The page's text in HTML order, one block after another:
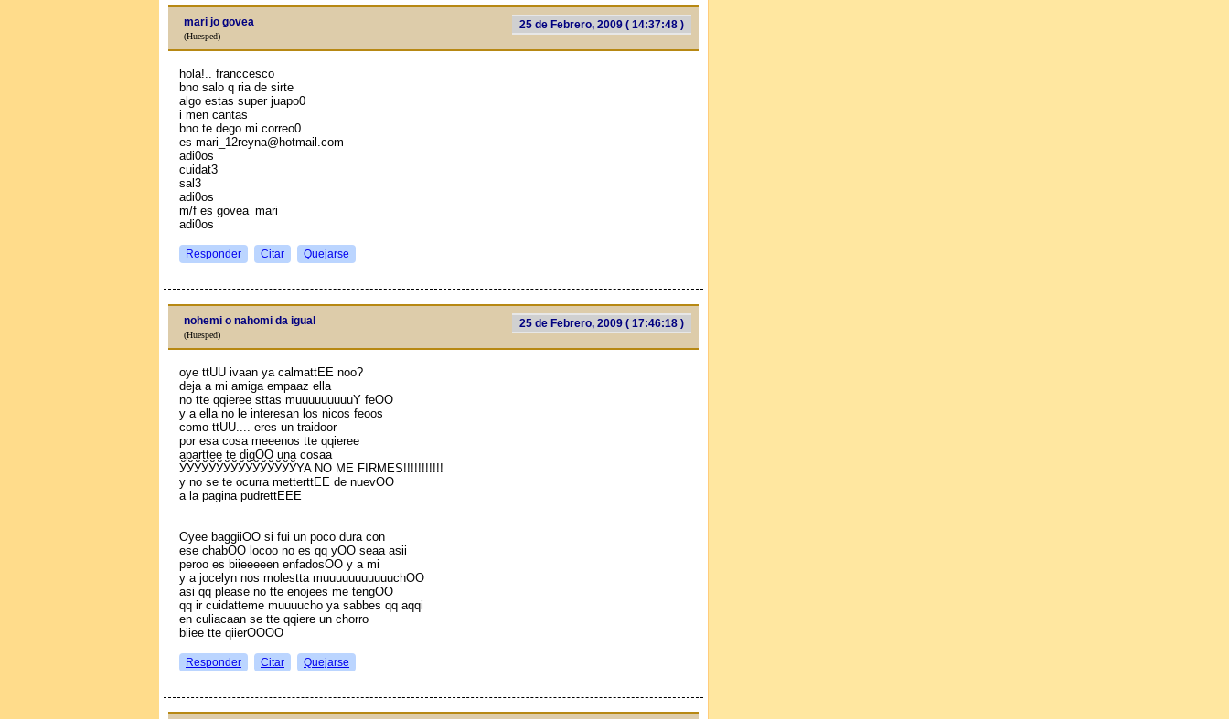
25 de Febrero, 2009 ( 14:37:48 )
mari jo govea
(Huesped)
hola!.. franccesco
bno salo q ria de sirte
algo estas super juapo0
i men cantas
bno te dego mi correo0
es mari_12reyna@hotmail.com
adi0os
cuidat3
sal3
adi0os
m/f es govea_mari
adi0os
Responder Citar Quejarse
25 de Febrero, 2009 ( 17:46:18 )
nohemi o nahomi da igual
(Huesped)
oye ttUU ivaan ya calmattEE noo?
deja a mi amiga empaaz ella
no tte qqieree sttas muuuuuuuuuY feOO
y a ella no le interesan los niсos feoos
como ttUU.... eres un traidoor
por esa cosa meeenos tte qqieree
aparttee te digOO una cosaa
ЎЎЎЎЎЎЎЎЎЎЎЎЎЎЎЎYA NO ME FIRMES!!!!!!!!!!!
y no se te ocurra metterttEE de nuevOO
a la pagina pudrettEEE
Oyee baggiiOO si fui un poco dura con
ese chabOO locoo no es qq yOO seaa asii
peroo es biieeeeen enfadosOO y a mi
y a jocelyn nos molestta muuuuuuuuuuuchOO
asi qq please no tte enojees me tengOO
qq ir cuidatteme muuuucho ya sabbes qq aqqi
en culiacaan se tte qqiere un chorro
biiee tte qiierOOOO
Responder Citar Quejarse